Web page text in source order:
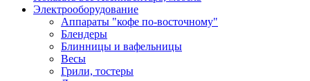
Электрооборудование
Аппараты "кофе по-восточному"
Блендеры
Блинницы и вафельницы
Весы
Грили, тостеры